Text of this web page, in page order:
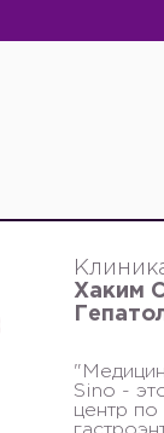
Хаким
Sino -
центр по